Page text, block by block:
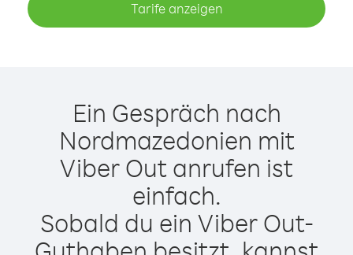
Tarife anzeigen
Ein Gespräch nach
Nordmazedonien mit
Viber Out anrufen ist
einfach.
Sobald du ein Viber Out-